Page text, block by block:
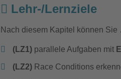
Lehr-/Lernziele
Nach diesem Kapitel können
(LZ1) parallele Aufgaben mit
(LZ2) Race Conditions